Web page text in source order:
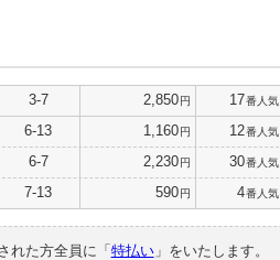
3-7 2,850円 17番人気
6-13 1,160円 12番人気
6-7 2,230円 30番人気
7-13 590円 4番人気
れた方全員に「 特払い」をいたします。